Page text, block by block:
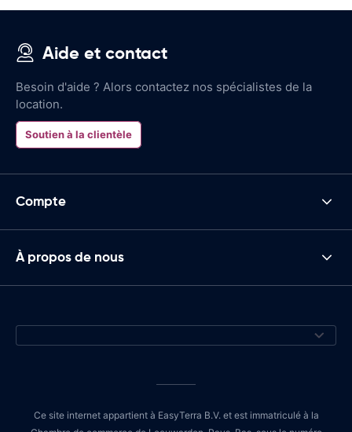
Aide et contact
Besoin d'aide ? Alors contactez nos spécialistes de la
location.
Soutien à la clientèle
Compte
À propos de nous
Ce site internet appartient à EasyTerra B.V. et est immatriculé à la